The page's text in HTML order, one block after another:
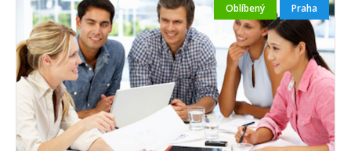
Oblíbený Praha